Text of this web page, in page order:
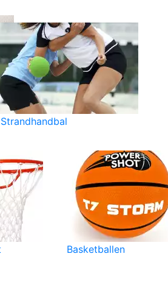
Strandhandbal
Basketballen